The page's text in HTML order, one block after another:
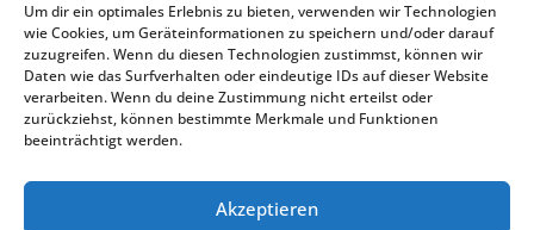
Um dir ein optimales Erlebnis zu bieten, verwenden wir Technologien
wie Cookies, um Geräteinformationen zu speichern und/oder darauf
zuzugreifen. Wenn du diesen Technologien zustimmst, können wir
Daten wie das Surfverhalten oder eindeutige IDs auf dieser Website
verarbeiten. Wenn du deine Zustimmung nicht erteilst oder
zurückziehst, können bestimmte Merkmale und Funktionen
beeinträchtigt werden.
Akzeptieren
Dez.
05
Um 15:00 Uhr findet die fachüber­grei­fen­de Konfe­renz der gesell­
schafts­wis­sen­schaft­li­chen Fächer (Sozial­kun­de, Geschich­te, Erdkun­de)
zum Thema “Demokra­tie­bil­dung” (Stand­ort­be­stim­mung; Perspek­ti­ven)
statt. Der Raum wird noch bekanntgegeben.
Zurück zur Veranstaltungsliste